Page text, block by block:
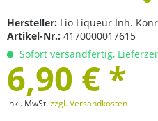
Hersteller: Lio Liqueur Inh.
Artikel-Nr.: 4170000017615
Sofort versandfertig,
6,90 € *
inkl. MwSt.zzgl. Versandkosten